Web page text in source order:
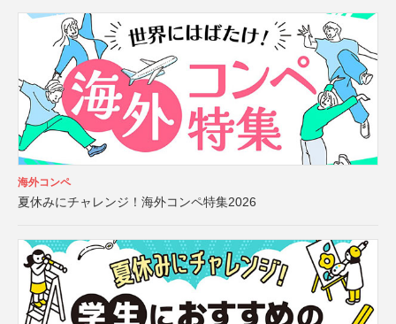
海外コンペ
夏休みにチャレンジ！海外コンペ特集2026